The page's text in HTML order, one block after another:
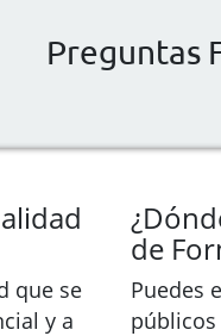
Preguntas
que se
y a
de
Puedes